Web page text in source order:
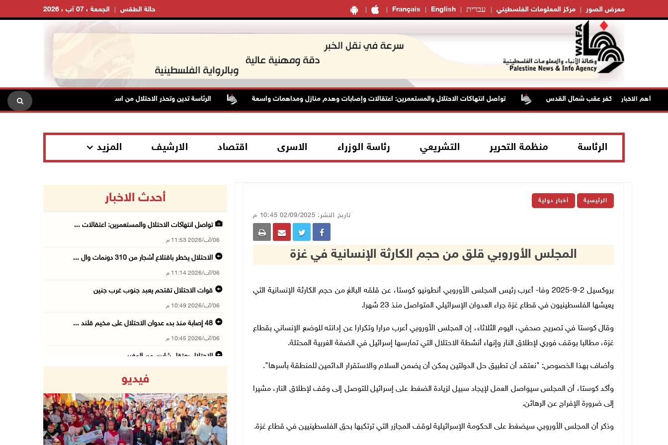
Français English עברית مركز المعلومات الفلسطيني معرض الصور الجمعة ، 07 آب ، 2026 حالة الطقس
أهم الاخبار تواصل انتهاكات الاحتلال والمستعمرين: اعتقالات وإصابات وهدم منازل ومداهمات واسعة الرئاسة تدين وتحذر الاحتلال من استمرار حربه الشاملة على الشعب
الرئاسة منظمة التحرير التشريعي رئاسة الوزراء الاسرى اقتصاد الارشيف المزيد
الرئيسية أخبار دولية
تاريخ النشر: 02/09/2025 10:45 م
المجلس الأوروبي قلق من حجم الكارثة الإنسانية في غزة
بروكسيل 2-9-2025 وفا- أعرب رئيس المجلس الأوروبي أنطونيو كوستا، عن قلقه البالغ من حجم الكارثة الإنسانية التي
يعيشها الفلسطينيون في قطاع غزة جراء العدوان الإسرائيلي المتواصل منذ 23 شهرا
.
وقال كوستا في تصريح صحفي، اليوم الثلاثاء، إن المجلس الأوروبي أعرب مرارا وتكرارا عن إدانته للوضع الإنساني بقطاع
غزة، مطالبا بوقف فوري لإطلاق النار وإنهاء أنشطة الاحتلال التي تمارسها إسرائيل في الضفة الغربية المحتلة.
وأضاف بهذا الخصوص: "نعتقد أن تطبيق حل الدولتين يمكن أن يضمن السلام والاستقرار الدائمين للمنطقة بأسرها"
.
وأكد كوستا، أن المجلس سيواصل العمل لإيجاد سبيل لزيادة الضغط على إسرائيل للتوصل إلى وقف لإطلاق النار، مشيرا
إلى ضرورة الإفراج عن الرهائن.
وذكر أن المجلس الأوروبي سيضغط على الحكومة الإسرائيلية لوقف المجازر التي ترتكبها بحق الفلسطينيين في قطاع غزة.
أحدث الاخبار
تواصل انتهاكات الاحتلال والمستعمرين: اعتقالات ...
06/آب/2026 11:53 م
الاحتلال يخطر باقتلاع أشجار من 310 دونمات وال ...
06/آب/2026 11:14 م
قوات الاحتلال تقتحم يعبد جنوب غرب جنين
06/آب/2026 10:49 م
48 إصابة منذ بدء عدوان الاحتلال على مخيم قلند ...
06/آب/2026 10:45 م
الاحتلال يعتقل شابين من المغير
06/آب/2026 10:01 م
رئيس بلدية الخليل يطلع وفدا أميركيا على تطورا ...
06/آب/2026 09:59 م
فيديو
Previous Next